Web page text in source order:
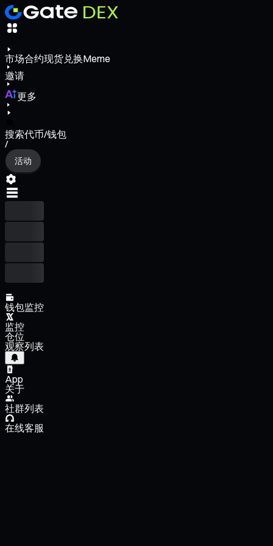
市场合约现货兑换Meme
邀请
更多
搜索代币/钱包
/
活动
钱包监控
监控
仓位
观察列表
App
关于
社群列表
在线客服